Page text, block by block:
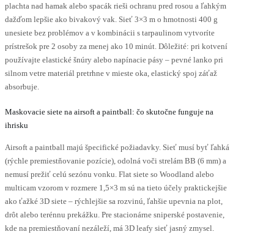
plachta nad hamak alebo spacák rieši ochranu pred rosou a ľahkým
dažďom lepšie ako bivakový vak. Sieť 3×3 m o hmotnosti 400 g
unesiete bez problémov a v kombinácii s tarpaulinom vytvoríte
prístrešok pre 2 osoby za menej ako 10 minút. Dôležité: pri kotvení
používajte elastické šnúry alebo napínacie pásy – pevné lanko pri
silnom vetre materiál pretrhne v mieste oka, elastický spoj záťaž
absorbuje.
Maskovacie siete na airsoft a paintball: čo skutočne funguje na
ihrisku
Airsoft a paintball majú špecifické požiadavky. Sieť musí byť ľahká
(rýchle premiestňovanie pozície), odolná voči strelám BB (6 mm) a
nemusí prežiť celú sezónu vonku. Flat siete so Woodland alebo
multicam vzorom v rozmere 1,5×3 m sú na tieto účely praktickejšie
ako ťažké 3D siete – rýchlejšie sa rozvinú, ľahšie upevnia na plot,
drôt alebo terénnu prekážku. Pre stacionárne sniperské postavenie,
kde na premiestňovaní nezáleží, má 3D leafy sieť jasný zmysel.